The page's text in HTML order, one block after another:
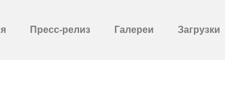
Загрузки
Галереи
Пресс-релиз